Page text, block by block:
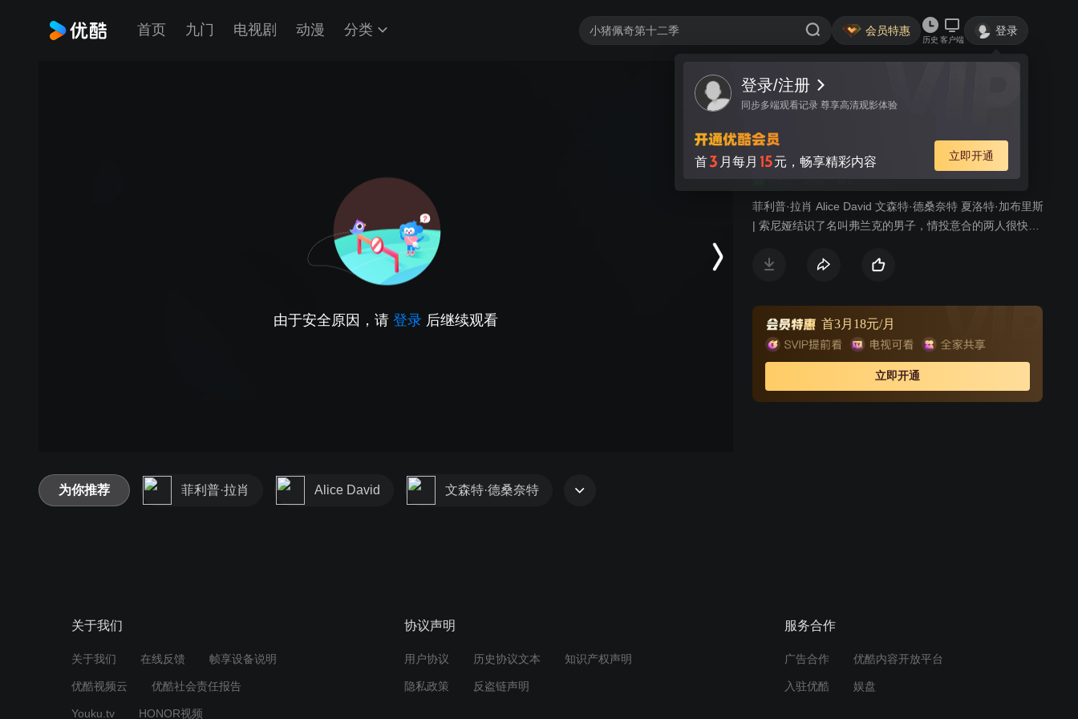
首页 九门 电视剧 动漫 分类 会员特惠
历史 客户端
登录
登录/注册
同步多端观看记录 尊享高清观影体验
首3 月每月 15元，畅享精彩内容 立即开通
由于安全原因，请 登录 后继续观看
视频 讨论
临时保姆2
喜剧
菲利普·拉肖 Alice David 文森特·德桑奈特 夏洛特·加布里斯
| 索尼娅结识了名叫弗兰克的男子，情投意合的两人很快就
兰克介绍给自己的父亲皮埃尔，索尼娅是皮埃尔的心头
前往巴西的旅途，准备顺带着度一次充满了异域风情的
假。当他们决定前往亚马逊丛林探险时，皮埃尔突发奇
想，让弗兰克把自己的母亲也给捎上，就这样，弗兰克成
为了这位年迈的老太太的贴身保镖兼保姆。
首3月18元/月
立即开通
为你推荐 菲利普·拉肖 Alice David 文森特·德桑奈特
关于我们
关于我们 在线反馈 帧享设备说明
优酷视频云 优酷社会责任报告
Youku.tv HONOR视频
协议声明
用户协议 历史协议文本 知识产权声明
隐私政策 反盗链声明
服务合作
广告合作 优酷内容开放平台
入驻优酷 娱盘